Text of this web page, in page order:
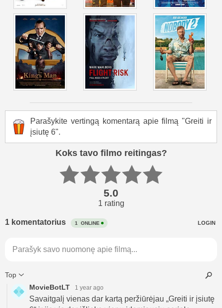
Paskutinėje scenoje Hanas žūsta Tokijo avarijoje, kurią
sukėlė paslaptingas vairuotojas – Dekardas Šo, Oveno
brolis – užsimenant apie dar artėjantį pavojų.
Parašykite vertingą komentarą apie filmą "Greiti ir
įsiutę 6".